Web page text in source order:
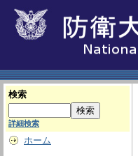
検索
詳細検索
ホーム